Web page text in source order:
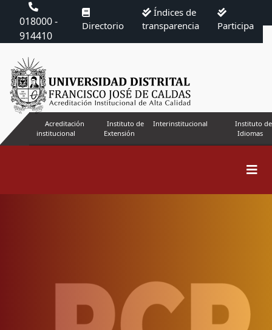
018000 -
914410
Directorio
Índices de
transparencia
Participa
Acreditación
institucional
Instituto de
Extensión
Interinstitucional
Instituto de
Idiomas